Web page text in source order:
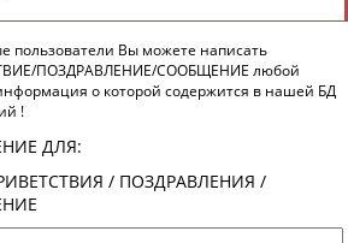
Президента Российской
года).
свой уникальный видеоархив в
архив литературы и
(ЦГАЛИ СПб).
в данных или имеете
пользователи Вы можете написать
ПОЗДРАВЛЕНИЕ/СООБЩЕНИЕ любой
о которой содержится в нашей БД
!
ДЛЯ:
/ ПОЗДРАВЛЕНИЯ /